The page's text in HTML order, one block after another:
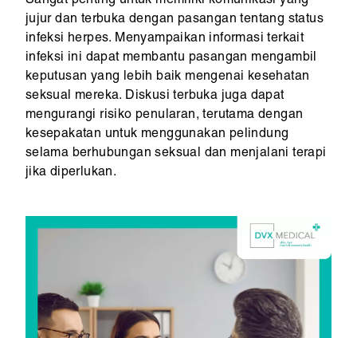
jujur dan terbuka dengan pasangan tentang status
infeksi herpes. Menyampaikan informasi terkait
infeksi ini dapat membantu pasangan mengambil
keputusan yang lebih baik mengenai kesehatan
seksual mereka. Diskusi terbuka juga dapat
mengurangi risiko penularan, terutama dengan
kesepakatan untuk menggunakan pelindung
selama berhubungan seksual dan menjalani terapi
jika diperlukan.